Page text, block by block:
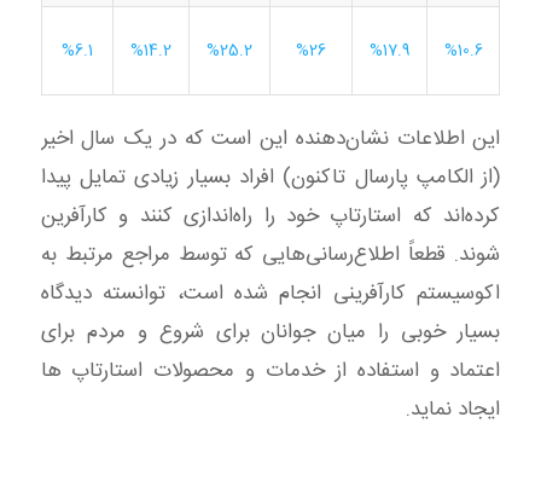
%10.6
%17.9
%26
%25.2
%14.2
%6.1
این اطلاعات نشان‌دهنده این است که در یک سال اخیر
(از الکامپ پارسال تاکنون) افراد بسیار زیادی تمایل پیدا
کرده‌اند که استارتاپ خود را راه‌اندازی کنند و کارآفرین
شوند. قطعاً اطلاع‌رسانی‌هایی که توسط مراجع مرتبط به
اکوسیستم کارآفرینی انجام شده است، توانسته دیدگاه
بسیار خوبی را میان جوانان برای شروع و مردم برای
اعتماد و استفاده از خدمات و محصولات استارتاپ ها
ایجاد نماید.